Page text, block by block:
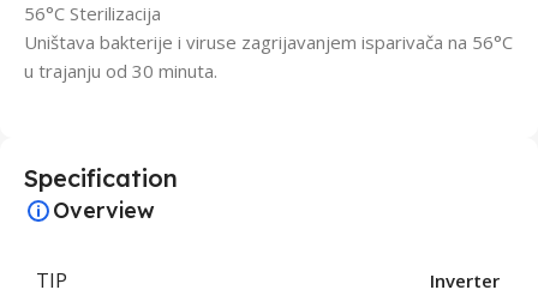
56°C Sterilizacija
Uništava bakterije i viruse zagrijavanjem isparivača na 56°C
u trajanju od 30 minuta.
Specification
Overview
TIP Inverter